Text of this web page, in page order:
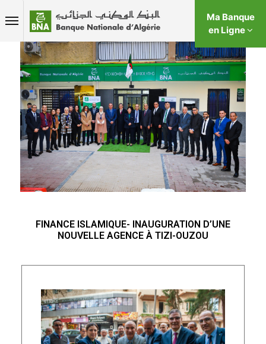
Ma Banque
en Ligne
FINANCE ISLAMIQUE- INAUGURATION D’UNE
NOUVELLE AGENCE À TIZI-OUZOU